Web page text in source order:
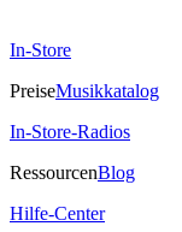
In-Store
PreiseMusikkatalog
In-Store-Radios
RessourcenBlog
Hilfe-Center